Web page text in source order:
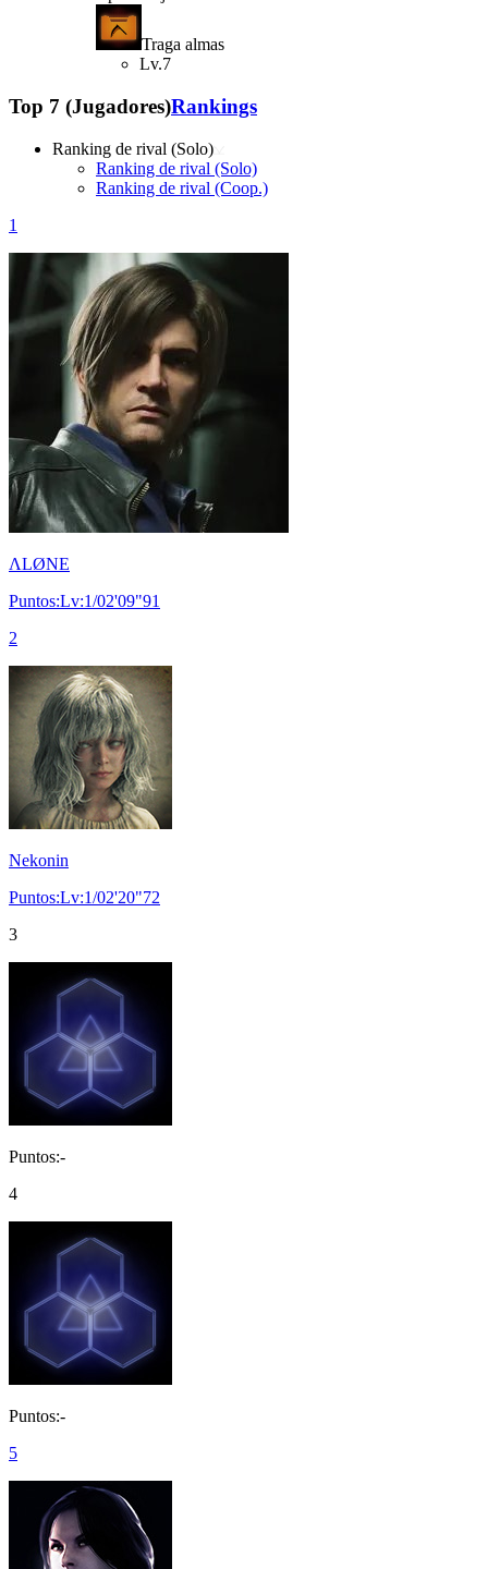
Traga almas
Lv.7
Top 7 (Jugadores)Rankings
Ranking de rival (Solo)
Ranking de rival (Solo)
Ranking de rival (Coop.)
1
ΛLØNE
Puntos:Lv:1/02'09"91
2
Nekonin
Puntos:Lv:1/02'20"72
3
Puntos:-
4
Puntos:-
5